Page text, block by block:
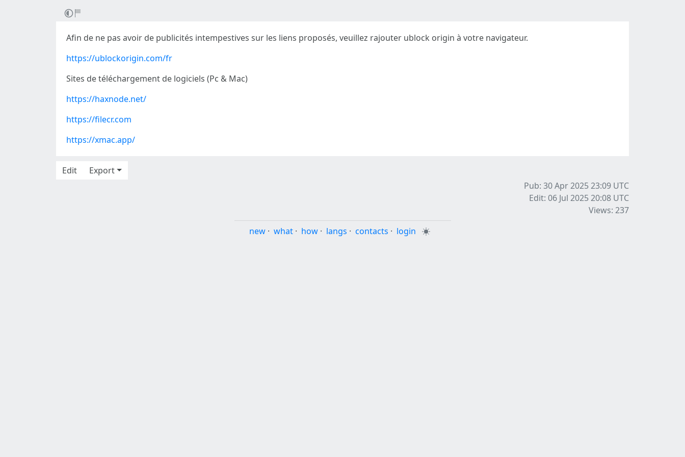
Afin de ne pas avoir de publicités intempestives sur les liens proposés, veuillez rajouter ublock origin à votre navigateur.
https://ublockorigin.com/fr
Sites de téléchargement de logiciels (Pc & Mac)
https://haxnode.net/
https://filecr.com
https://xmac.app/
Edit
Export
Pub: 30 Apr 2025 23:09 UTC
Edit: 06 Jul 2025 20:08 UTC
Views: 237
new · what · how · langs · contacts · login